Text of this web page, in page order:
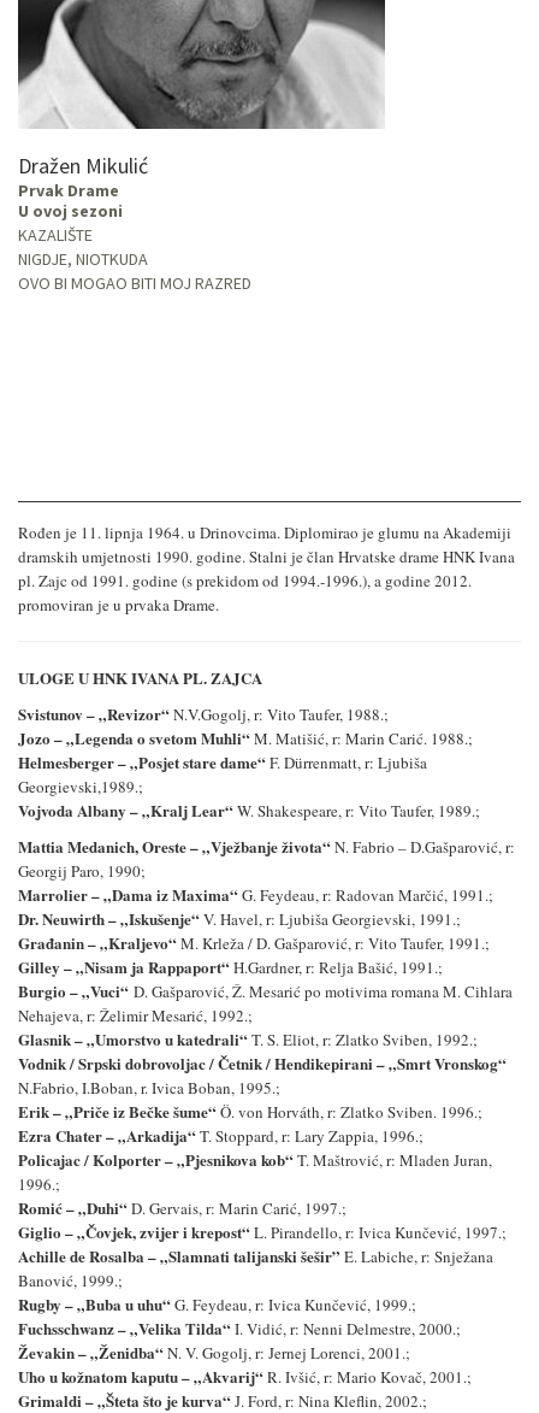
Dražen Mikulić
Prvak Drame
U ovoj sezoni
KAZALIŠTE
NIGDJE, NIOTKUDA
OVO BI MOGAO BITI MOJ RAZRED
Rođen je 11. lipnja 1964. u Drinovcima. Diplomirao je glumu na Akademiji
dramskih umjetnosti 1990. godine. Stalni je član Hrvatske drame HNK Ivana
pl. Zajc od 1991. godine (s prekidom od 1994.-1996.), a godine 2012.
promoviran je u prvaka Drame.
ULOGE U HNK IVANA PL. ZAJCA
Svistunov –„Revizor“N.V.Gogolj, r: Vito Taufer, 1988.;
Jozo –„Legenda o svetom Muhli“M. Matišić, r: Marin Carić. 1988.;
Helmesberger –„Posjet stare dame“F. Dürrenmatt, r: Ljubiša
Georgievski,1989.;
Vojvoda Albany –„Kralj Lear“W. Shakespeare, r: Vito Taufer, 1989.;
Mattia Medanich, Oreste –„Vježbanje života“N. Fabrio – D.Gašparović, r:
Georgij Paro, 1990;
Marrolier –„Dama iz Maxima“G. Feydeau, r: Radovan Marčić, 1991.;
Dr. Neuwirth –„Iskušenje“V. Havel, r: Ljubiša Georgievski, 1991.;
Građanin –„Kraljevo“M. Krleža / D. Gašparović, r: Vito Taufer, 1991.;
Gilley –„Nisam ja Rappaport“H.Gardner, r: Relja Bašić, 1991.;
Burgio –„Vuci“ D. Gašparović, Ž. Mesarić po motivima romana M. Cihlara
Nehajeva, r: Želimir Mesarić, 1992.;
Glasnik –„Umorstvo u katedrali“T. S. Eliot, r: Zlatko Sviben, 1992.;
Vodnik / Srpski dobrovoljac / Četnik / Hendikepirani –„Smrt Vronskog“
N.Fabrio, I.Boban, r. Ivica Boban, 1995.;
Erik –„Priče iz Bečke šume“Ö. von Horváth, r: Zlatko Sviben. 1996.;
Ezra Chater –„Arkadija“T. Stoppard, r: Lary Zappia, 1996.;
Policajac / Kolporter –„Pjesnikova kob“T. Maštrović, r: Mladen Juran,
1996.;
Romić –„Duhi“D. Gervais, r: Marin Carić, 1997.;
Giglio –„Čovjek, zvijer i krepost“L. Pirandello, r: Ivica Kunčević, 1997.;
Achille de Rosalba –„Slamnati talijanski šešir” E. Labiche, r: Snježana
Banović, 1999.;
Rugby –„Buba u uhu“G. Feydeau, r: Ivica Kunčević, 1999.;
Fuchsschwanz –„Velika Tilda“I. Vidić, r: Nenni Delmestre, 2000.;
Ževakin– „Ženidba“N. V. Gogolj, r: Jernej Lorenci, 2001.;
Uho u kožnatom kaputu– „Akvarij“R. Ivšić, r: Mario Kovač, 2001.;
Grimaldi – „Šteta što je kurva“J. Ford, r: Nina Kleflin, 2002.;